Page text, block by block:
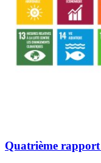
Quatrième